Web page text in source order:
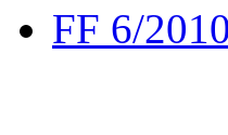
FF 6/2010